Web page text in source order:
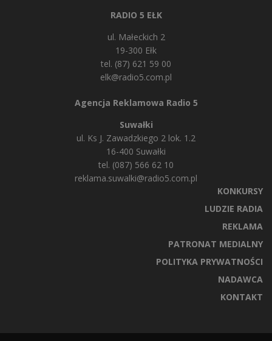
RADIO 5 EŁK
ul. Małeckich 2
19-300 Ełk
tel. (87) 621 59 00
elk@radio5.com.pl
Agencja Reklamowa Radio 5
Suwałki
ul. Ks J. Zawadzkiego 2 lok. 1.2
16-400 Suwałki
tel. (087) 566 62 10
reklama.suwalki@radio5.com.pl
KONKURSY
LUDZIE RADIA
REKLAMA
PATRONAT MEDIALNY
POLITYKA PRYWATNOŚCI
NADAWCA
KONTAKT